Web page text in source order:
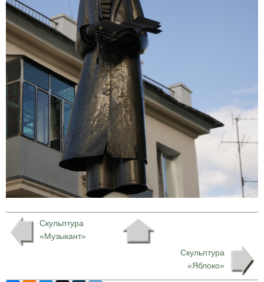
Скульптура
«Музыкант»
Скульптура
«Яблоко»